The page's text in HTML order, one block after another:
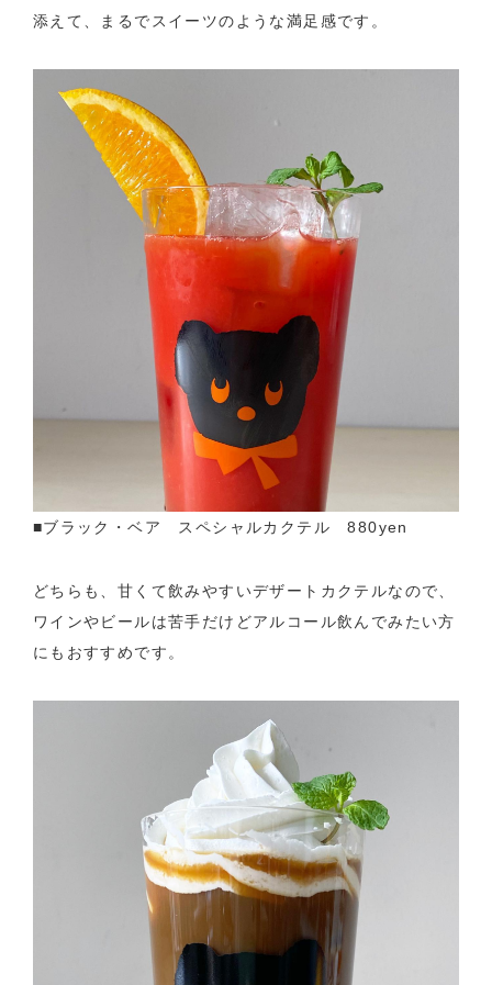
添えて、まるでスイーツのような満足感です。
■ブラック・ベア スペシャルカクテル 880yen
どちらも、甘くて飲みやすいデザートカクテルなので、
ワインやビールは苦手だけどアルコール飲んでみたい方
にもおすすめです。